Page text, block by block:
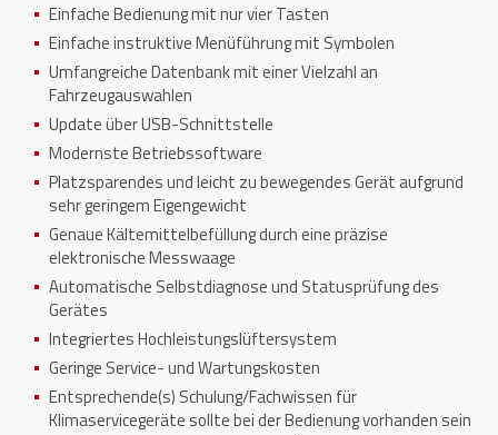
Einfache Bedienung mit nur vier Tasten
Einfache instruktive Menüführung mit Symbolen
Umfangreiche Datenbank mit einer Vielzahl an
Fahrzeugauswahlen
Update über USB-Schnittstelle
Modernste Betriebssoftware
Platzsparendes und leicht zu bewegendes Gerät aufgrund
sehr geringem Eigengewicht
Genaue Kältemittelbefüllung durch eine präzise
elektronische Messwaage
Automatische Selbstdiagnose und Statusprüfung des
Gerätes
Integriertes Hochleistungslüftersystem
Geringe Service- und Wartungskosten
Entsprechende(s) Schulung/Fachwissen für
Klimaservicegeräte sollte bei der Bedienung vorhanden sein